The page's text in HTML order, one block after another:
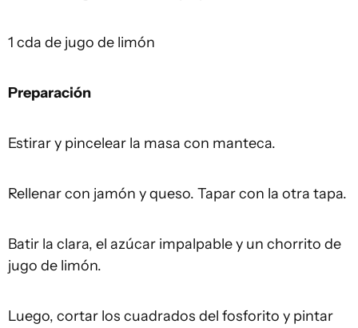
1 cda de jugo de limón
Preparación
Estirar y pincelear la masa con manteca.
Rellenar con jamón y queso. Tapar con la otra tapa.
Batir la clara, el azúcar impalpable y un chorrito de
jugo de limón.
Luego, cortar los cuadrados del fosforito y pintar